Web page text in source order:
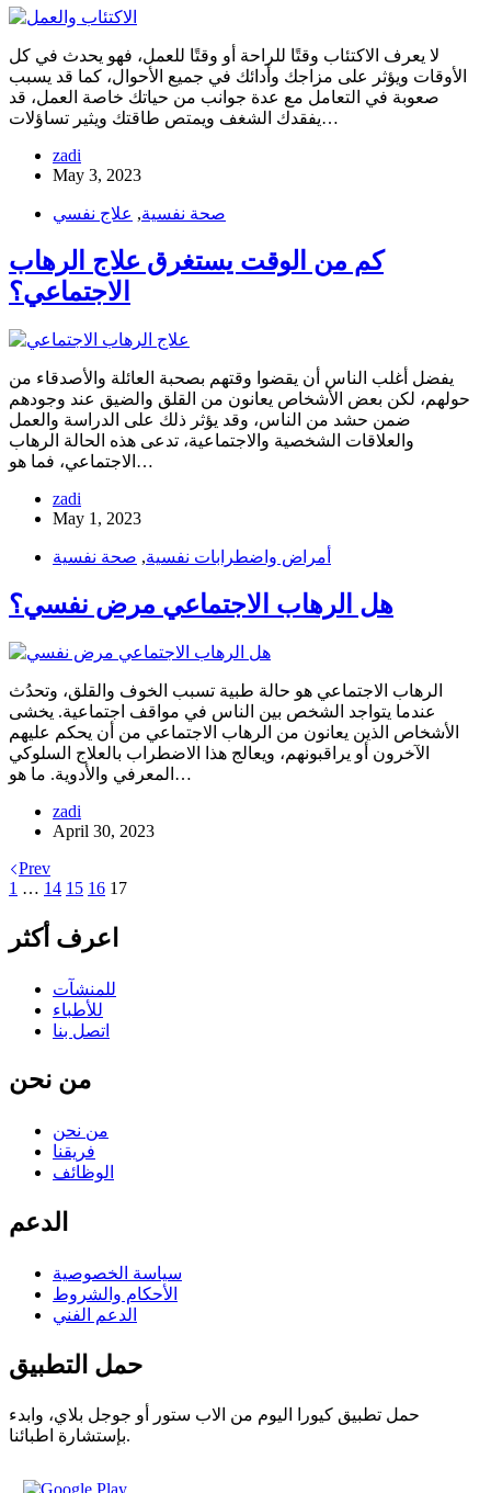
لا يعرف الاكتئاب وقتًا للراحة أو وقتًا للعمل، فهو يحدث في كل
الأوقات ويؤثر على مزاجك وأدائك في جميع الأحوال، كما قد يسبب
صعوبة في التعامل مع عدة جوانب من حياتك خاصة العمل، قد
يفقدك الشغف ويمتص طاقتك ويثير تساؤلات…
zadi
May 3, 2023
صحة نفسية, علاج نفسي
كم من الوقت يستغرق علاج الرهاب
الاجتماعي؟
يفضل أغلب الناس أن يقضوا وقتهم بصحبة العائلة والأصدقاء من
حولهم، لكن بعض الأشخاص يعانون من القلق والضيق عند وجودهم
ضمن حشد من الناس، وقد يؤثر ذلك على الدراسة والعمل
والعلاقات الشخصية والاجتماعية، تدعى هذه الحالة الرهاب
الاجتماعي، فما هو…
zadi
May 1, 2023
أمراض واضطرابات نفسية, صحة نفسية
هل الرهاب الاجتماعي مرض نفسي؟
الرهاب الاجتماعي هو حالة طبية تسبب الخوف والقلق، وتحدُث
عندما يتواجد الشخص بين الناس في مواقف اجتماعية. يخشى
الأشخاص الذين يعانون من الرهاب الاجتماعي من أن يحكم عليهم
الآخرون أو يراقبونهم، ويعالج هذا الاضطراب بالعلاج السلوكي
المعرفي والأدوية. ما هو…
zadi
April 30, 2023
Prev
1 … 14 15 16 17
اعرف أكثر
للمنشآت
للأطباء
اتصل بنا
من نحن
من نحن
فريقنا
الوظائف
الدعم
سياسة الخصوصية
الأحكام والشروط
الدعم الفني
حمل التطبيق
حمل تطبيق كيورا اليوم من الاب ستور أو جوجل بلاي، وابدء
بإستشارة اطبائنا.